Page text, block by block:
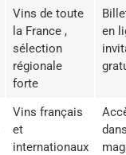
Vins de toute
la France ,
sélection
régionale
forte
en
Vins français
et
internationaux